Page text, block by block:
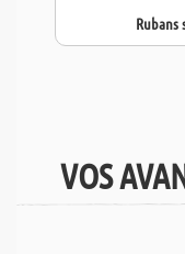
Rubans
VOS